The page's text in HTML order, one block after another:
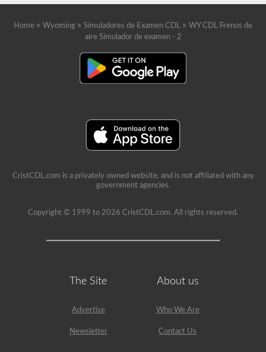
Home » Wyoming » Simuladores de Examen CDL » WY CDL Frenos de
aire Simulador de examen - 2
CristCDL.com is a privately owned website, and is not affiliated with any
government agencies.
Copyright © 1999 to 2026 CristCDL.com. All rights reserved.
The Site
Advertise
Newsletter
About us
Who We Are
Contact Us